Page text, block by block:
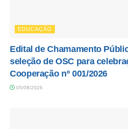
EDUCAÇÃO
Edital de Chamamento
seleção de OSC para
Cooperação nº 001/2026
05/08/2026